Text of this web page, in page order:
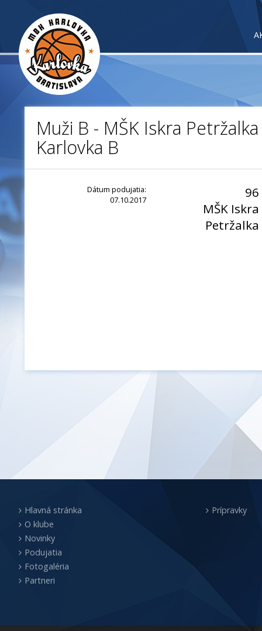
Muži B - MŠK Iskra Petržalka
Karlovka B
Dátum podujatia:
07.10.2017
96
MŠK Iskra
Petržalka
Hlavná stránka
O klube
Novinky
Podujatia
Fotogaléria
Partneri
Prípravky